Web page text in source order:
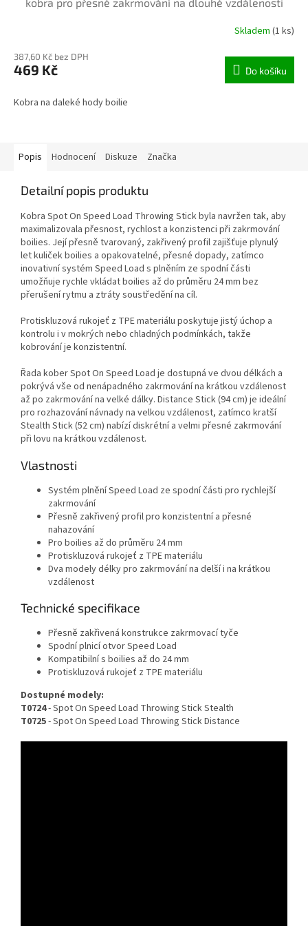
kobra pro přesné zakrmování na dlouhé vzdálenosti
Skladem (1 ks)
387,60 Kč bez DPH
469 Kč Do košíku
Kobra na daleké hody boilie
Popis Hodnocení Diskuze Značka
Detailní popis produktu
Kobra Spot On Speed Load Throwing Stick byla navržen tak, aby
maximalizovala přesnost, rychlost a konzistenci při zakrmování
boilies. Její přesně tvarovaný, zakřivený profil zajišťuje plynulý
let kuliček boilies a opakovatelné, přesné dopady, zatímco
inovativní systém Speed Load s plněním ze spodní části
umožňuje rychle vkládat boilies až do průměru 24 mm bez
přerušení rytmu a ztráty soustředění na cíl.
Protiskluzová rukojeť z TPE materiálu poskytuje jistý úchop a
kontrolu i v mokrých nebo chladných podmínkách, takže
kobrování je konzistentní.
Řada kober Spot On Speed Load je dostupná ve dvou délkách a
pokrývá vše od nenápadného zakrmování na krátkou vzdálenost
až po zakrmování na velké dálky. Distance Stick (94 cm) je ideální
pro rozhazování návnady na velkou vzdálenost, zatímco kratší
Stealth Stick (52 cm) nabízí diskrétní a velmi přesné zakrmování
při lovu na krátkou vzdálenost.
Vlastnosti
Systém plnění Speed Load ze spodní části pro rychlejší
zakrmování
Přesně zakřivený profil pro konzistentní a přesné
nahazování
Pro boilies až do průměru 24 mm
Protiskluzová rukojeť z TPE materiálu
Dva modely délky pro zakrmování na delší i na krátkou
vzdálenost
Technické specifikace
Přesně zakřivená konstrukce zakrmovací tyče
Spodní plnicí otvor Speed Load
Kompatibilní s boilies až do 24 mm
Protiskluzová rukojeť z TPE materiálu
Dostupné modely:
T0724- Spot On Speed Load Throwing Stick Stealth
T0725- Spot On Speed Load Throwing Stick Distance